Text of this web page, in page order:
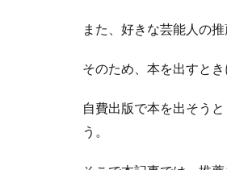
また、好きな芸能人の
そのため、本を出すと
自費出版で本を出そう
う。